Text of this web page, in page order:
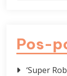
Pos-
‘Super